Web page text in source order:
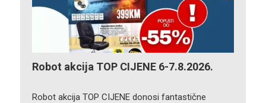
Robot akcija TOP CIJENE 6-7.8.2026.
Robot akcija TOP CIJENE donosi fantastične